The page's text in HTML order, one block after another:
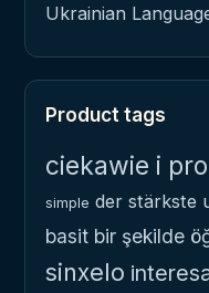
Ukrainian
Product tags
ciekawie i
simple der stärkste
basit bir şekilde
sinxelo